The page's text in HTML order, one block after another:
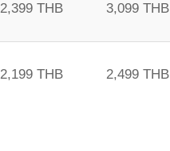
2,399 THB 3,099 THB
2,199 THB 2,499 THB